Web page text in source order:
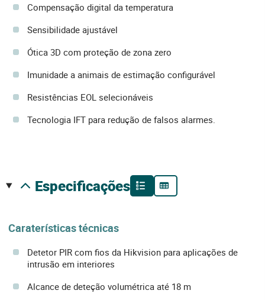
Compensação digital da temperatura
Sensibilidade ajustável
Ótica 3D com proteção de zona zero
Imunidade a animais de estimação configurável
Resistências EOL selecionáveis
Tecnologia IFT para redução de falsos alarmes.
especificações
Caraterísticas técnicas
Detetor PIR com fios da Hikvision para aplicações de
intrusão em interiores
Alcance de deteção volumétrica até 18 m